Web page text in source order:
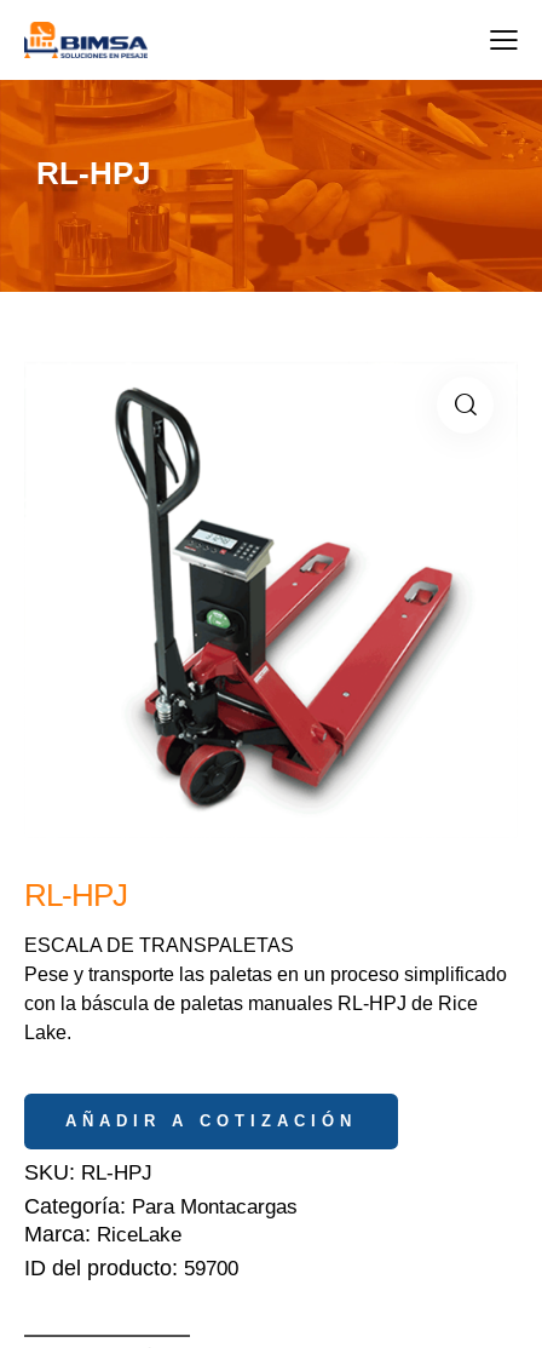
RL-HPJ
RL-HPJ
ESCALA DE TRANSPALETAS
Pese y transporte las paletas en un proceso simplificado
con la báscula de paletas manuales RL-HPJ de Rice
Lake.
AÑADIR A COTIZACIÓN
SKU: RL-HPJ
Categoría: Para Montacargas
Marca: RiceLake
ID del producto: 59700